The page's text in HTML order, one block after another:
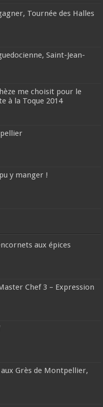
Tournée des Halles
Saint-Jean-
me choisit pour le
à la Toque 2014
y manger !
aux épices
Chef 3 – Expression
Grès de Montpellier,